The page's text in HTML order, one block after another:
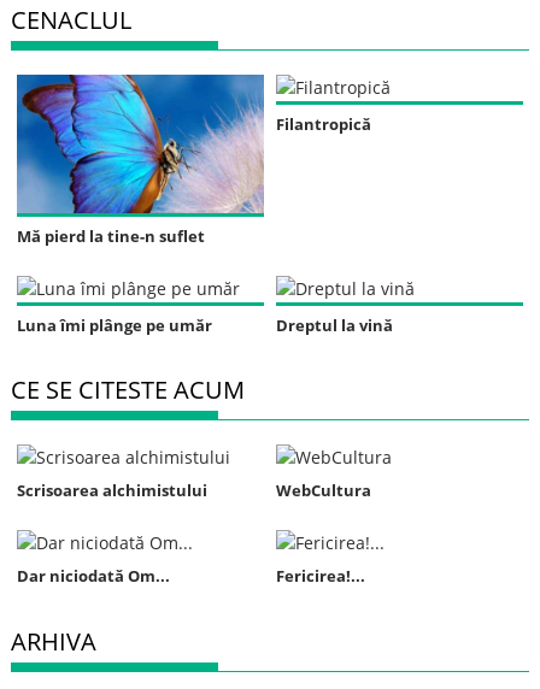
CENACLUL
Mă pierd la tine-n suflet
Filantropică
Luna îmi plânge pe umăr Dreptul la vină
CE SE CITESTE ACUM
Scrisoarea alchimistului WebCultura
Dar niciodată Om... Fericirea!...
ARHIVA